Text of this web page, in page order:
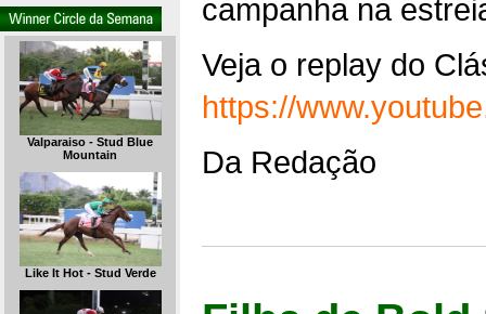
Valparaiso - Stud Blue
Mountain
Like It Hot - Stud Verde
campanha na
Veja o replay do
https://
Da Redação